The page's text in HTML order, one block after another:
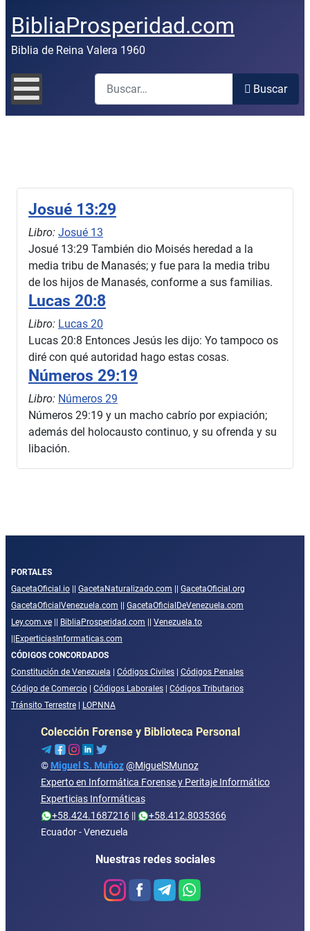
BibliaProsperidad.com
Biblia de Reina Valera 1960
Buscar
Buscar
Josué 13:29
Libro: Josué 13
Josué 13:29 También dio Moisés heredad a la
media tribu de Manasés; y fue para la media tribu
de los hijos de Manasés, conforme a sus familias.
Lucas 20:8
Libro: Lucas 20
Lucas 20:8 Entonces Jesús les dijo: Yo tampoco os
diré con qué autoridad hago estas cosas.
Números 29:19
Libro: Números 29
Números 29:19 y un macho cabrío por expiación;
además del holocausto continuo, y su ofrenda y su
libación.
PORTALES
GacetaOficial.io
GacetaNaturalizado.com
GacetaOficial.org
GacetaOficialVenezuela.com
GacetaOficialDeVenezuela.com
Ley.com.ve
BibliaProsperidad.com
Venezuela.to
ExperticiasInformaticas.com
CÓDIGOS CONCORDADOS
Constitución de Venezuela
Códigos Civiles
Códigos Penales
Código de Comercio
Códigos Laborales
Códigos Tributarios
Tránsito Terrestre
LOPNNA
Colección Forense y Biblioteca Personal
© Miguel S. Muñoz @MiguelSMunoz
Experto en Informática Forense y Peritaje Informático
Experticias Informáticas
+58.424.1687216||
+58.412.8035366
Ecuador - Venezuela
Nuestras redes sociales